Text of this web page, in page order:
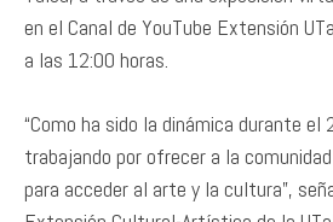
en el Canal de YouTube Extensión
a las 12:00 horas.
“Como ha sido la dinámica durante
trabajando por ofrecer a la
para acceder al arte y la cultura”,